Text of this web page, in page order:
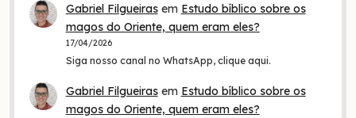
Gabriel Filgueirasem Estudo bíblico sobre os
magos do Oriente, quem eram eles?
17/04/2026
Siga nosso canal no WhatsApp, clique aqui.
Gabriel Filgueirasem Estudo bíblico sobre os
magos do Oriente, quem eram eles?